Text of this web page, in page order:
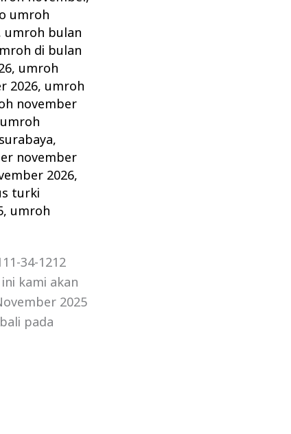
umroh
umroh bulan
di bulan
, umroh
2026, umroh
november
umroh
,
november
2026,
turki
, umroh
34-1212
kami akan
2025
pada